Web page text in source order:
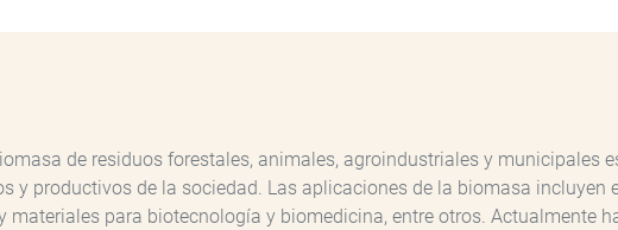
de residuos forestales, animales, agroindustriales y municipales
y productivos de la sociedad. Las aplicaciones de la biomasa
materiales para biotecnología y biomedicina, entre otros. Actualmente